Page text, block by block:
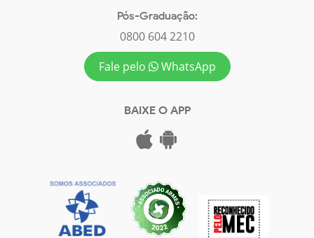
Pós-Graduação:
0800 604 2210
Fale pelo
WhatsApp
BAIXE O APP